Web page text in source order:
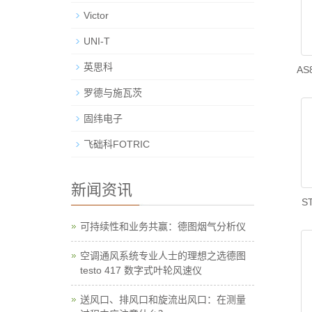
Victor
UNI-T
英思科
罗德与施瓦茨
固纬电子
飞础科FOTRIC
新闻资讯
可持续性和业务共赢：德图烟气分析仪
空调通风系统专业人士的理想之选德图
testo 417 数字式叶轮风速仪
送风口、排风口和旋流出风口：在测量